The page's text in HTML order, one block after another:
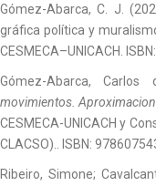
Gómez-Abarca, C. J.
gráfica política y
CESMECA–UNICACH.
Gómez-Abarca,
movimientos.
CESMECA-UNICACH y
CLACSO).. ISBN:
Ribeiro, Simone;